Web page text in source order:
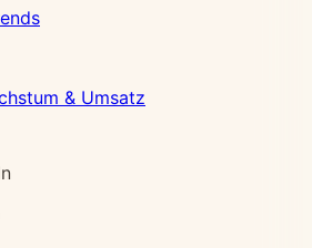
& Umsatz